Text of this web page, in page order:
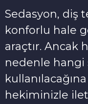
Sedasyon, diş
konforlu hale
araçtır. Ancak
nedenle
hekiminizle